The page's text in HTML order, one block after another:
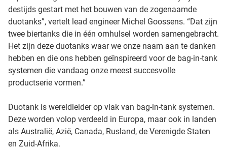
destijds gestart met het bouwen van de zogenaamde
duotanks”, vertelt lead engineer Michel Goossens. “Dat zijn
twee biertanks die in één omhulsel worden samengebracht.
Het zijn deze duotanks waar we onze naam aan te danken
hebben en die ons hebben geïnspireerd voor de bag-in-tank
systemen die vandaag onze meest succesvolle
productserie vormen.”
Duotank is wereldleider op vlak van bag-in-tank systemen.
Deze worden volop verdeeld in Europa, maar ook in landen
als Australië, Azië, Canada, Rusland, de Verenigde Staten
en Zuid-Afrika.